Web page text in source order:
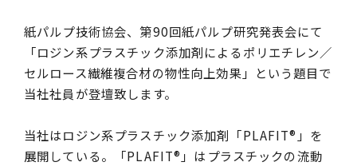
紙パルプ技術協会、第90回紙パルプ研究発表会にて
「ロジン系プラスチック添加剤によるポリエチレン／
セルロース繊維複合材の物性向上効果」という題目で
当社社員が登壇致します。
当社はロジン系プラスチック添加剤「PLAFIT®」を
展開している。「PLAFIT®」はプラスチックの流動